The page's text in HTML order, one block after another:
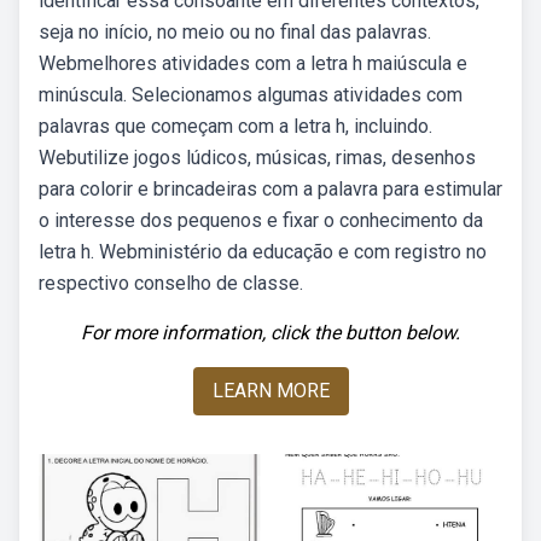
seja no início, no meio ou no final das palavras.
Webmelhores atividades com a letra h maiúscula e
minúscula. Selecionamos algumas atividades com
palavras que começam com a letra h, incluindo.
Webutilize jogos lúdicos, músicas, rimas, desenhos
para colorir e brincadeiras com a palavra para estimular
o interesse dos pequenos e fixar o conhecimento da
letra h. Webministério da educação e com registro no
respectivo conselho de classe.
For more information, click the button below.
LEARN MORE